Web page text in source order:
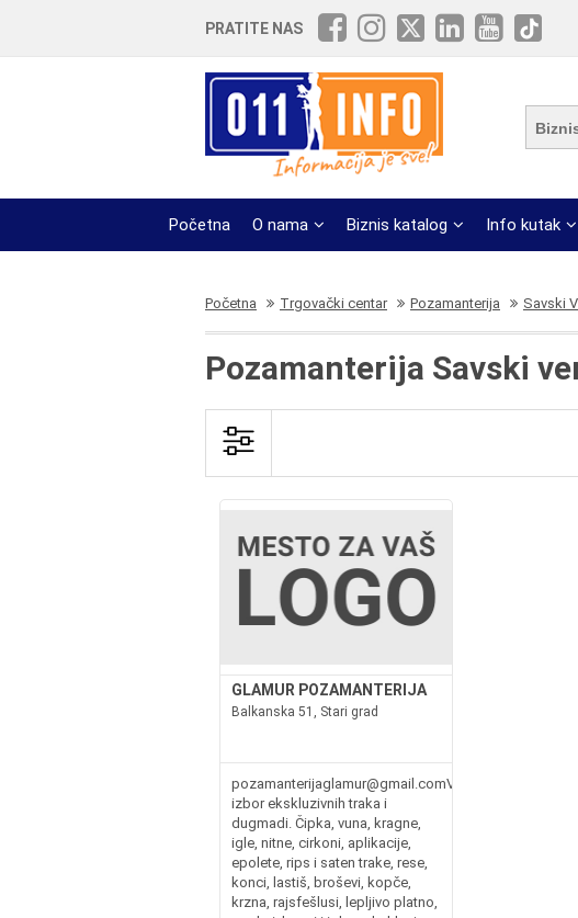
PRATITE NAS
Početna O nama Biznis katalog Info kutak
Početna Trgovački centar Pozamanterija Savski
Pozamanterija Savski
GLAMUR POZAMANTERIJA
Balkanska 51, Stari grad
pozamanterijaglamur@gmail.comVeliki
izbor ekskluzivnih traka i
dugmadi. Čipka, vuna, kragne,
igle, nitne, cirkoni, aplikacije,
epolete, rips i saten trake, rese,
konci, lastiš, broševi, kopče,
krzna, rajsfešlusi, lepljivo platno,